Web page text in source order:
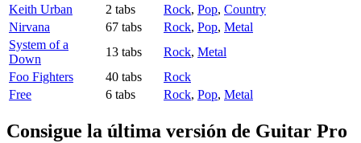
Keith Urban
2 tabs Rock, Pop, Country
Nirvana
67 tabs Rock, Pop, Metal
System of a
Down
13 tabs Rock, Metal
Foo Fighters
40 tabs
Rock
Free
6 tabs Rock, Pop, Metal
Consigue la última versión de Guitar Pro